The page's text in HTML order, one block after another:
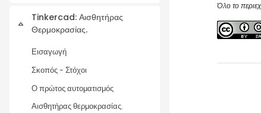
Collapse
Tinkercad: Αισθητήρας
Θερμοκρασίας.
Εισαγωγή
Σκοπός - Στόχοι
Ο πρώτος αυτοματισμός
Αισθητήρας θερμοκρασίας.
Όλο το